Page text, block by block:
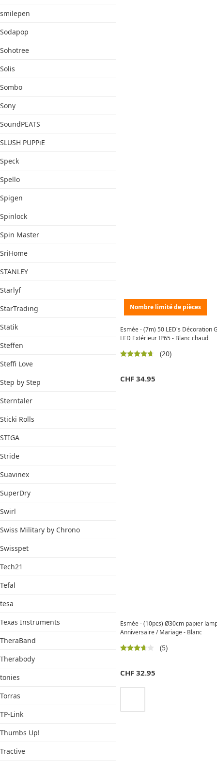
smilepen
Sodapop
Sohotree
Solis
Sombo
Sony
SoundPEATS
SLUSH PUPPiE
Speck
Spello
Spigen
Spinlock
Spin Master
SriHome
STANLEY
Starlyf
StarTrading
Statik
Steffen
Steffi Love
Step by Step
Sterntaler
Sticki Rolls
STIGA
Stride
Suavinex
SuperDry
Swirl
Swiss Military by Chrono
Swisspet
Tech21
Tefal
tesa
Texas Instruments
TheraBand
Therabody
tonies
Torras
TP-Link
Thumbs Up!
Tractive
Nombre limité de pièces
Esmée - (7m) 50 LED's Décoration
LED Extérieur IP65 - Blanc chaud
(20)
CHF 34.95
Esmée - (10pcs) Ø30cm papier
Anniversaire / Mariage - Blanc
(5)
CHF 32.95